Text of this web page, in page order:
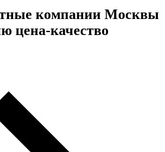
компании Москвы
цена-качество